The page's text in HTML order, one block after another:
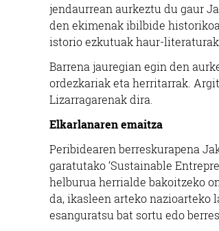
jendaurrean aurkeztu du gaur
den ekimenak ibilbide
istorio ezkutuak haur-
Barrena jauregian egin den
ordezkariak eta herritarrak.
Lizarragarenak dira.
Elkarlanaren emaitza
Peribidearen berreskurapena
garatutako ‘Sustainable
helburua herrialde bakoitzeko
da, ikasleen arteko nazioarteko
esanguratsu bat sortu edo